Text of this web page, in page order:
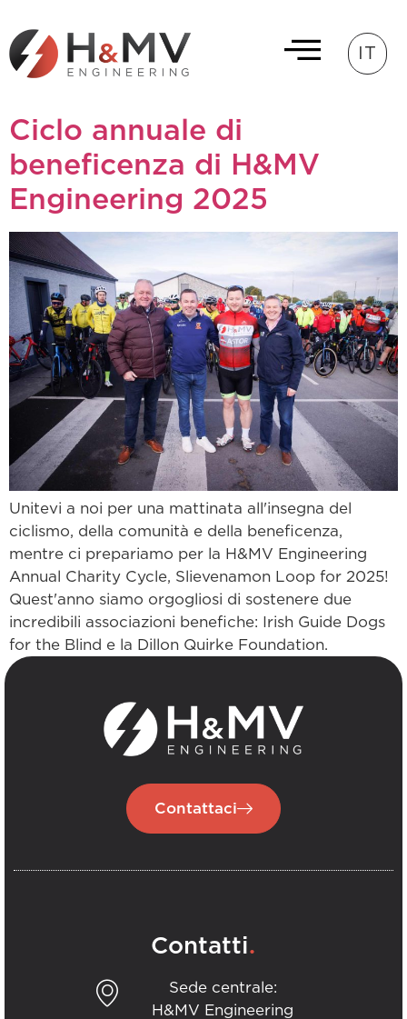
IT
Ciclo annuale di
beneficenza di H&MV
Engineering 2025
Unitevi a noi per una mattinata all'insegna del
ciclismo, della comunità e della beneficenza,
mentre ci prepariamo per la H&MV Engineering
Annual Charity Cycle, Slievenamon Loop for 2025!
Quest'anno siamo orgogliosi di sostenere due
incredibili associazioni benefiche: Irish Guide Dogs
for the Blind e la Dillon Quirke Foundation.
Contattaci
Contatti.
Sede centrale:
H&MV Engineering